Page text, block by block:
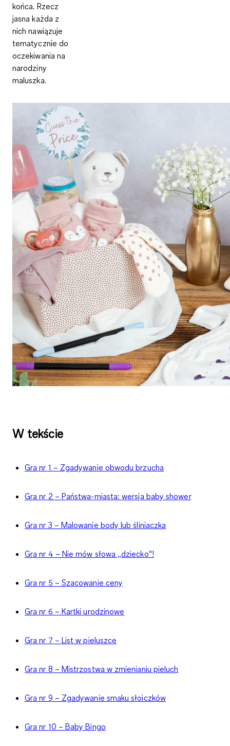
końca. Rzecz
jasna każda z
nich nawiązuje
tematycznie do
oczekiwania na
narodziny
maluszka.
W tekście
Gra nr 1 – Zgadywanie obwodu brzucha
Gra nr 2 – Państwa-miasta: wersja baby shower
Gra nr 3 – Malowanie body lub śliniaczka
Gra nr 4 – Nie mów słowa „dziecko“!
Gra nr 5 – Szacowanie ceny
Gra nr 6 – Kartki urodzinowe
Gra nr 7 – List w pieluszce
Gra nr 8 – Mistrzostwa w zmienianiu pieluch
Gra nr 9 – Zgadywanie smaku słoiczków
Gra nr 10 – Baby Bingo